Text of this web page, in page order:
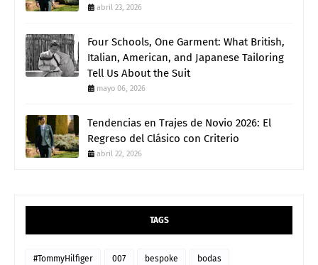
abril 23, 2026
Four Schools, One Garment: What British,
Italian, American, and Japanese Tailoring
Tell Us About the Suit
mayo 06, 2026
Tendencias en Trajes de Novio 2026: El
Regreso del Clásico con Criterio
abril 22, 2026
TAGS
#TommyHilfiger 007 bespoke bodas